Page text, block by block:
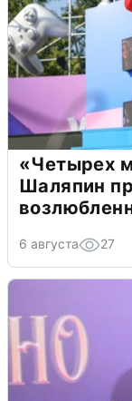
«Четырех
Шаляпин
6 августа 27